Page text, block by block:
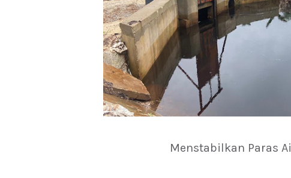
Menstabilkan Paras